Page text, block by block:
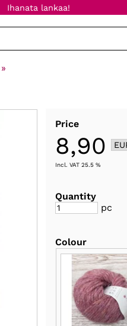
Ihanata lankaa!
‪»
Price
8,90
Incl. VAT 25.5 %
Quantity
pc
Colour